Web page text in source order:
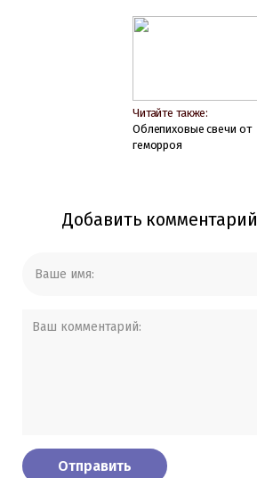
Читайте также:
Облепиховые свечи от
геморроя
Добавить комментарий